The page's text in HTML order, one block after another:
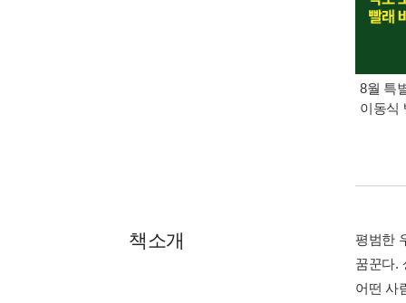
8월 특
이동식
책소개
평범한
꿈꾼다.
어떤 사